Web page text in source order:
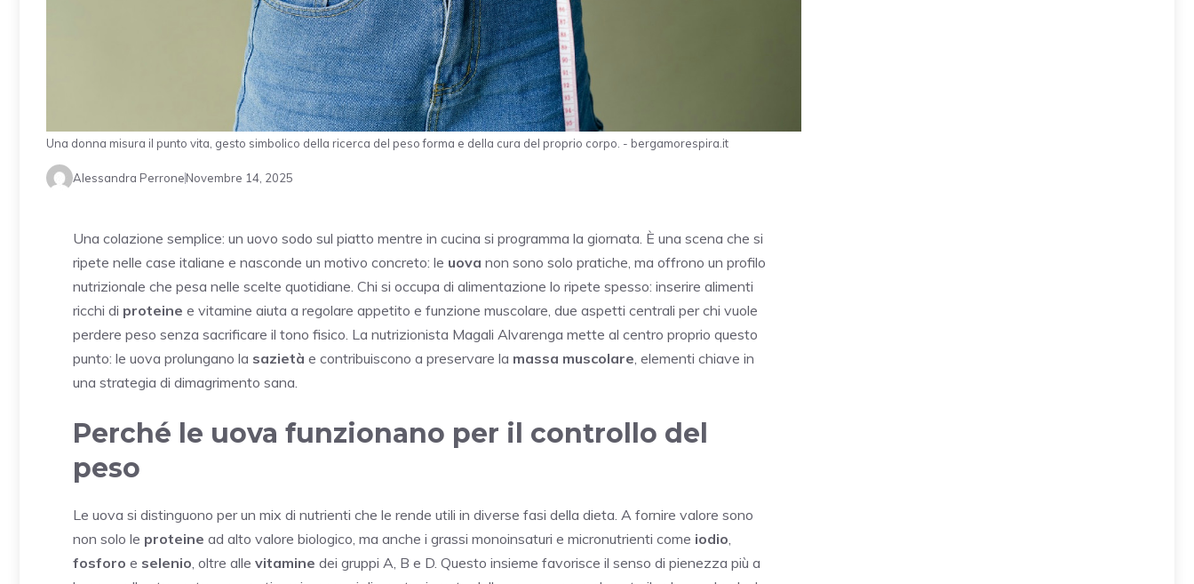
Una donna misura il punto vita, gesto simbolico della ricerca del peso forma e della cura del proprio corpo. - bergamorespira.it
Alessandra PerroneNovembre 14, 2025
Una colazione semplice: un uovo sodo sul piatto mentre in cucina si programma la giornata. È una scena che si
ripete nelle case italiane e nasconde un motivo concreto: le uova non sono solo pratiche, ma offrono un profilo
nutrizionale che pesa nelle scelte quotidiane. Chi si occupa di alimentazione lo ripete spesso: inserire alimenti
ricchi di proteine e vitamine aiuta a regolare appetito e funzione muscolare, due aspetti centrali per chi vuole
perdere peso senza sacrificare il tono fisico. La nutrizionista Magali Alvarenga mette al centro proprio questo
punto: le uova prolungano la sazietà e contribuiscono a preservare la massa muscolare, elementi chiave in
una strategia di dimagrimento sana.
Perché le uova funzionano per il controllo del
peso
Le uova si distinguono per un mix di nutrienti che le rende utili in diverse fasi della dieta. A fornire valore sono
non solo le proteine ad alto valore biologico, ma anche i grassi monoinsaturi e micronutrienti come iodio,
fosforo e selenio, oltre alle vitamine dei gruppi A, B e D. Questo insieme favorisce il senso di pienezza più a